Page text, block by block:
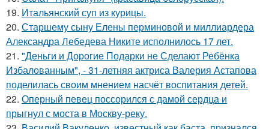
19. Итальянский суп из курицы.
20. Старшему сыну Елены перминовой и миллиардера
Александра Лебедева Никите исполнилось 17 лет.
21. "Деньги и Дорогие Подарки не Сделают Ребёнка
Избалованным", - 31-летняя актриса Валерия Астапова
поделилась своим мнением насчёт воспитания детей.
22. Оперный певец поссорился с дамой сердца и
прыгнул с моста в Москву-реку.